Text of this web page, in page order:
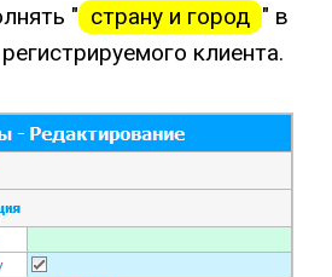
" страну и город " в
клиента.